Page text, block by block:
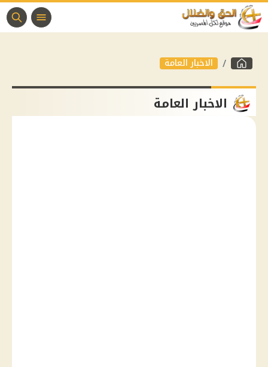
الاخبار العامة
الاخبار العامة